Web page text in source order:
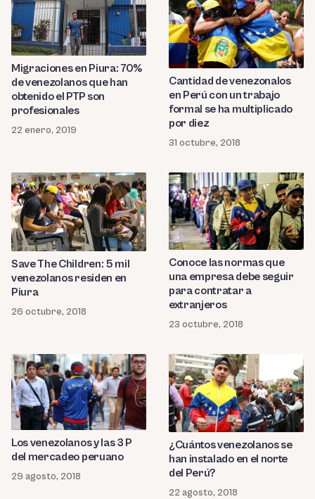
Migraciones en Piura: 70%
de venezolanos que han
obtenido el PTP son
profesionales
22 enero, 2019
Cantidad de venezonalos
en Perú con un trabajo
formal se ha multiplicado
por diez
31 octubre, 2018
Save The Children: 5 mil
venezolanos residen en
Piura
26 octubre, 2018
Conoce las normas que
una empresa debe seguir
para contratar a
extranjeros
23 octubre, 2018
Los venezolanos y las 3 P
del mercadeo peruano
29 agosto, 2018
¿Cuántos venezolanos se
han instalado en el norte
del Perú?
22 agosto, 2018